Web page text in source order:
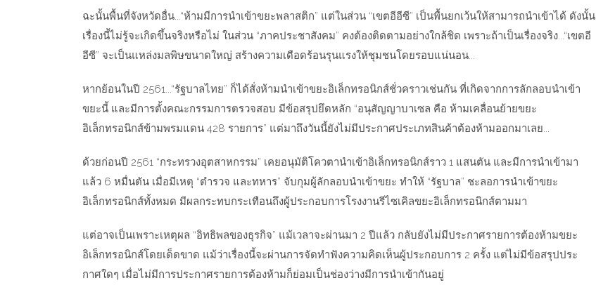
ฉะนั้นพื้นที่จังหวัดอื่น...“ห้ามมีการนำเข้าขยะพลาสติก” แต่ในส่วน “เขตอีอีซี” เป็นพื้นยกเว้นให้สามารถนำเข้าได้ ดังนั้น
เรื่องนี้ไม่รู้จะเกิดขึ้นจริงหรือไม่ ในส่วน “ภาคประชาสังคม” คงต้องติดตามอย่างใกล้ชิด เพราะถ้าเป็นเรื่องจริง...“เขตอี
อีซี” จะเป็นแหล่งมลพิษขนาดใหญ่ สร้างความเดือดร้อนรุนแรงให้ชุมชนโดยรอบแน่นอน...
หากย้อนในปี 2561...“รัฐบาลไทย” ก็ได้สั่งห้ามนำเข้าขยะอิเล็กทรอนิกส์ชั่วคราวเช่นกัน ที่เกิดจากการลักลอบนำเข้า
ขยะนี้ และมีการตั้งคณะกรรมการตรวจสอบ มีข้อสรุปยึดหลัก “อนุสัญญาบาเซล คือ ห้ามเคลื่อนย้ายขยะ
อิเล็กทรอนิกส์ข้ามพรมแดน 428 รายการ” แต่มาถึงวันนี้ยังไม่มีประกาศประเภทสินค้าต้องห้ามออกมาเลย...
ด้วยก่อนปี 2561 “กระทรวงอุตสาหกรรม” เคยอนุมัติโควตานำเข้าอิเล็กทรอนิกส์ราว 1 แสนตัน และมีการนำเข้ามา
แล้ว 6 หมื่นตัน เมื่อมีเหตุ “ตำรวจ และทหาร” จับกุมผู้ลักลอบนำเข้าขยะ ทำให้ “รัฐบาล” ชะลอการนำเข้าขยะ
อิเล็กทรอนิกส์ทั้งหมด มีผลกระทบกระเทือนถึงผู้ประกอบการโรงงานรีไซเคิลขยะอิเล็กทรอนิกส์ตามมา
แต่อาจเป็นเพราะเหตุผล “อิทธิพลของธุรกิจ” แม้เวลาจะผ่านมา 2 ปีแล้ว กลับยังไม่มีประกาศรายการต้องห้ามขยะ
อิเล็กทรอนิกส์โดยเด็ดขาด แม้ว่าเรื่องนี้จะผ่านการจัดทำฟังความคิดเห็นผู้ประกอบการ 2 ครั้ง แต่ไม่มีข้อสรุปประ
กาศใดๆ เมื่อไม่มีการประกาศรายการต้องห้ามก็ย่อมเป็นช่องว่างมีการนำเข้ากันอยู่